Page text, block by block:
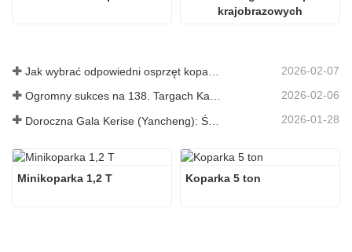
krajobrazowych
2026-02-07
Ogromny sukces na 138. Targach Kantońskich! 2026-02-06
2026-01-28
Minikoparka 1,2 T Koparka 5 ton